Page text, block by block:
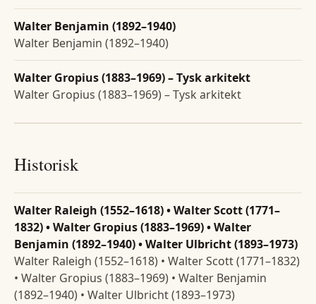
Walter Benjamin (1892–1940)
Walter Benjamin (1892–1940)
Walter Gropius (1883–1969) – Tysk arkitekt
Walter Gropius (1883–1969) – Tysk arkitekt
Historisk
Walter Raleigh (1552–1618) • Walter Scott (1771–
1832) • Walter Gropius (1883–1969) • Walter
Benjamin (1892–1940) • Walter Ulbricht (1893–1973)
Walter Raleigh (1552–1618) • Walter Scott (1771–1832)
• Walter Gropius (1883–1969) • Walter Benjamin
(1892–1940) • Walter Ulbricht (1893–1973)